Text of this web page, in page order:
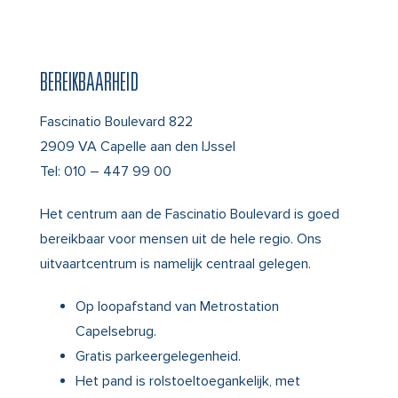
BEREIKBAARHEID
Fascinatio Boulevard 822
2909 VA Capelle aan den IJssel
Tel: 010 – 447 99 00
Het centrum aan de Fascinatio Boulevard is goed
bereikbaar voor mensen uit de hele regio. Ons
uitvaartcentrum is namelijk centraal gelegen.
Op loopafstand van Metrostation
Capelsebrug.
Gratis parkeergelegenheid.
Het pand is rolstoeltoegankelijk, met